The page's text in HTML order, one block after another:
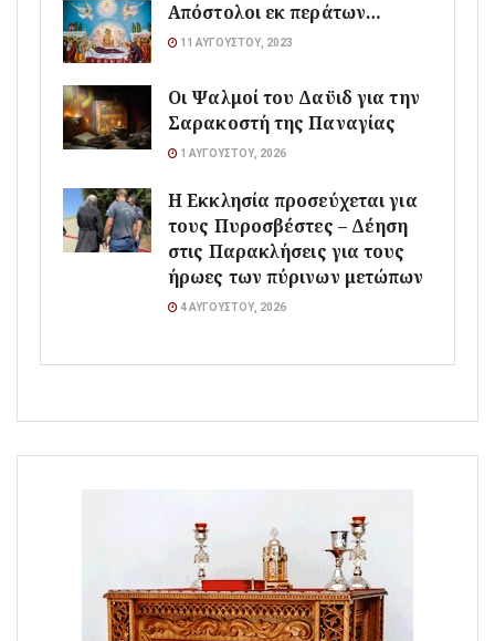
Απόστολοι εκ περάτων…
11 ΑΥΓΟΎΣΤΟΥ, 2023
Οι Ψαλμοί του Δαϋιδ για την
Σαρακοστή της Παναγίας
1 ΑΥΓΟΎΣΤΟΥ, 2026
Η Εκκλησία προσεύχεται για
τους Πυροσβέστες – Δέηση
στις Παρακλήσεις για τους
ήρωες των πύρινων μετώπων
4 ΑΥΓΟΎΣΤΟΥ, 2026